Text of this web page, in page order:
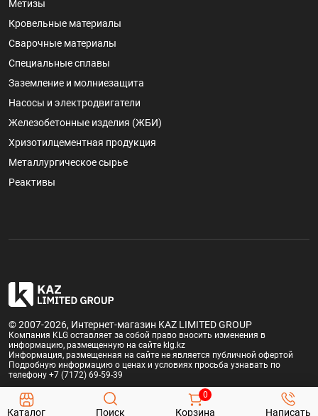
Метизы
Кровельные материалы
Сварочные материалы
Специальные сплавы
Заземление и молниезащита
Насосы и электродвигатели
Железобетонные изделия (ЖБИ)
Хризотилцементная продукция
Металлургическое сырье
Реактивы
© 2007-2026, Интернет-магазин KAZ LIMITED GROUP
Компания KLG оставляет за собой право вносить изменения в
информацию, размещенную на сайте klg.kz
Информация, размещенная на сайте не является публичной офертой
Подробную информацию о ценах и условиях просьба узнавать по
телефону +7 (7172) 69-59-39
Каталог Поиск Корзина
0
Написать